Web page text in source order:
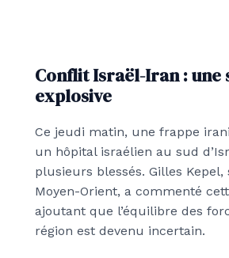
Conflit Israël-Iran : une
explosive
Ce jeudi matin, une frappe
un hôpital israélien au sud
plusieurs blessés. Gilles Kepel,
Moyen-Orient, a commenté
ajoutant que l’équilibre des
région est devenu incertain.